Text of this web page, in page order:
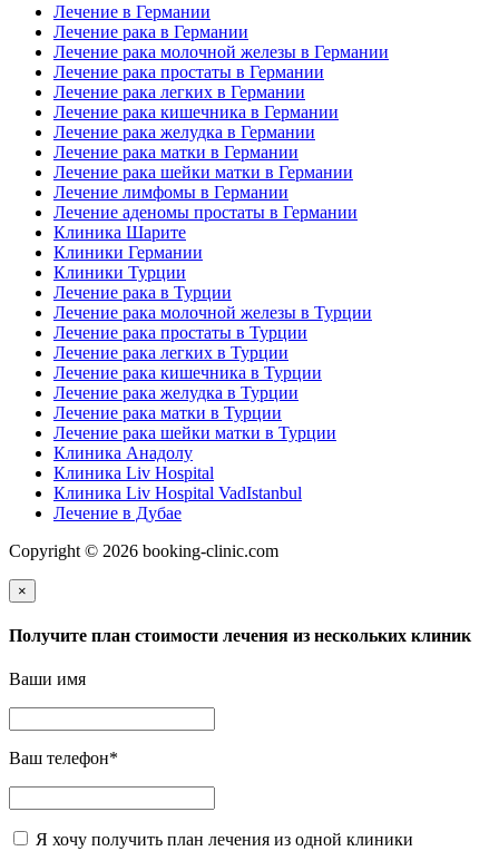
Лечение в Германии
Лечение рака в Германии
Лечение рака молочной железы в Германии
Лечение рака простаты в Германии
Лечение рака легких в Германии
Лечение рака кишечника в Германии
Лечение рака желудка в Германии
Лечение рака матки в Германии
Лечение рака шейки матки в Германии
Лечение лимфомы в Германии
Лечение аденомы простаты в Германии
Клиника Шарите
Клиники Германии
Клиники Турции
Лечение рака в Турции
Лечение рака молочной железы в Турции
Лечение рака простаты в Турции
Лечение рака легких в Турции
Лечение рака кишечника в Турции
Лечение рака желудка в Турции
Лечение рака матки в Турции
Лечение рака шейки матки в Турции
Клиника Анадолу
Клиника Liv Hospital
Клиника Liv Hospital VadIstanbul
Лечение в Дубае
Copyright © 2026 booking-clinic.com
×
Получите план стоимости лечения из нескольких клиник
Ваши имя
Ваш телефон*
Я хочу получить план лечения из одной клиники